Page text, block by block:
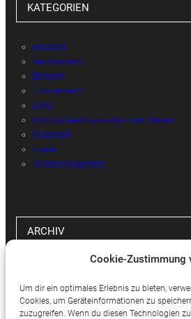
Cookie-Zustimmung
Um dir ein optimales Erlebnis zu bieten,
Cookies, um Geräteinformationen zu
zuzugreifen. Wenn du diesen Technologien
KATEGORIEN
Aktuelles
Beamtenrecht
Erbrecht
Familienrecht
Links
Potthast Rechtsanwälte in den Medien
Reiserecht
Urteile
Versicherungsrecht
ARCHIV